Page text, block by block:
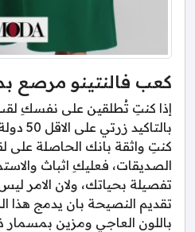
كعب فالنتينو مرصع
إذا كنتِ تُطلقين على نفسكِ
كنتِ واثقة بانك الحاصلة على
الصديقات، فعليكِ اثباث
تفصيلة بحياتك، ولان الامر
تقديم النصيحة بان يدمج هذا
باللون العاجي ومزين بمسمار